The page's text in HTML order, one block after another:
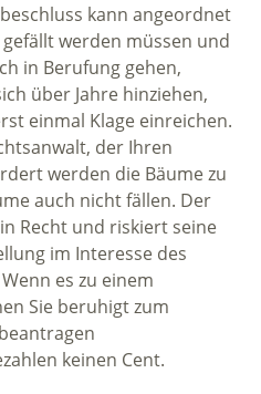
kann angeordnet
werden müssen und
in Berufung gehen,
über Jahre hinziehen,
einmal Klage einreichen.
der Ihren
werden die Bäume zu
auch nicht fällen. Der
Recht und riskiert seine
im Interesse des
es zu einem
Sie beruhigt zum
keinen Cent.